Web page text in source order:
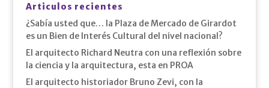
Articulos recientes
¿Sabía usted que… la Plaza de Mercado de Girardot
es un Bien de Interés Cultural del nivel nacional?
El arquitecto Richard Neutra con una reflexión sobre
la ciencia y la arquitectura, esta en PROA
El arquitecto historiador Bruno Zevi, con la